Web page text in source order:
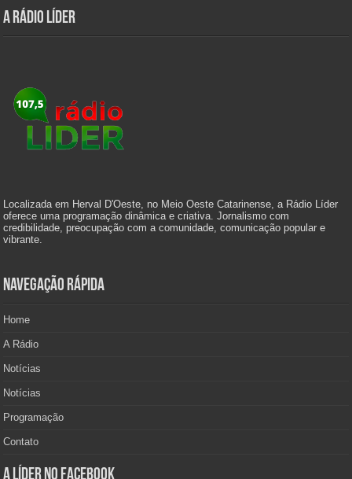
A Rádio Líder
Localizada em Herval D'Oeste, no Meio Oeste Catarinense, a Rádio Líder
oferece uma programação dinâmica e criativa. Jornalismo com
credibilidade, preocupação com a comunidade, comunicação popular e
vibrante.
Navegação Rápida
Home
A Rádio
Notícias
Notícias
Programação
Contato
A Líder no Facebook